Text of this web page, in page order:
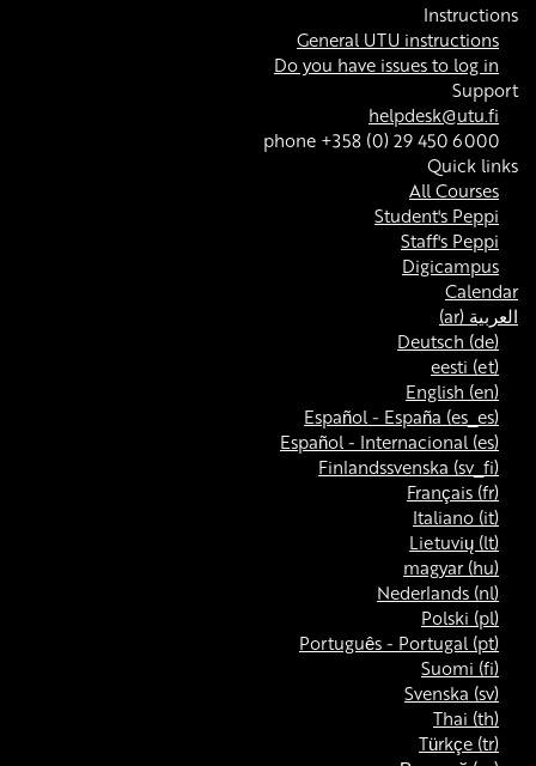
Instructions
General UTU instructions
Do you have issues to log in
Support
helpdesk@utu.fi
phone +358 (0) 29 450 6000
Quick links
All Courses
Student's Peppi
Staff's Peppi
Digicampus
Calendar
العربية ‎(ar)‎
Deutsch ‎(de)‎
eesti ‎(et)‎
English ‎(en)‎
Español - España ‎(es_es)‎
Español - Internacional ‎(es)‎
Finlandssvenska ‎(sv_fi)‎
Français ‎(fr)‎
Italiano ‎(it)‎
Lietuvių ‎(lt)‎
magyar ‎(hu)‎
Nederlands ‎(nl)‎
Polski ‎(pl)‎
Português - Portugal ‎(pt)‎
Suomi ‎(fi)‎
Svenska ‎(sv)‎
Thai ‎(th)‎
Türkçe ‎(tr)‎